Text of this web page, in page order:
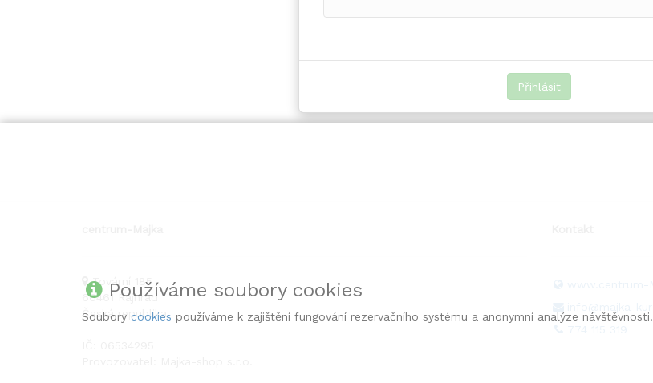
Přihlásit
Tovární 185
66461
Rajhrad
Česká republika
Používáme soubory cookies
Soubory cookies používáme k zajištění fungování rezervačního systému a anonymní analýze návštěvnosti.